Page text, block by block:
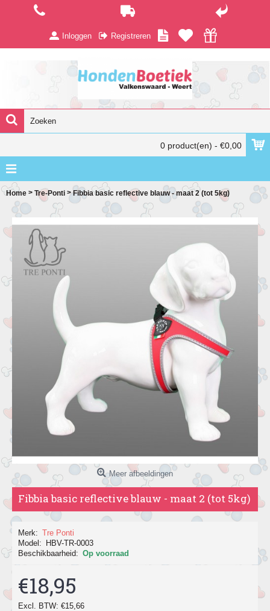
Inloggen Registreren
0 product(en) - €0,00
Home > Tre-Ponti >Fibbia basic reflective blauw - maat 2 (tot 5kg)
Meer afbeeldingen
Fibbia basic reflective blauw - maat 2 (tot 5kg)
Merk: Tre Ponti
Model:
HBV-TR-0003
Beschikbaarheid: Op voorraad
€18,95
Excl. BTW: €15,66